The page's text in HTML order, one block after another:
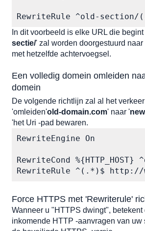
RewriteRule ^old-section/
In dit voorbeeld is elke URL die
sectie/' zal worden doorgestuurd naar
met hetzelfde achtervoegsel.
Een volledig domein omleiden
domein
De volgende richtlijn zal al het
'omleiden'old-domain.com' naar '
'het Uri -pad bewaren.
RewriteEngine On
RewriteCond
RewriteRule ^(.*)$ http://
Force HTTPS met 'Rewriterule'
Wanneer u "HTTPS dwingt", betekent
inkomende HTTP -aanvragen van uw